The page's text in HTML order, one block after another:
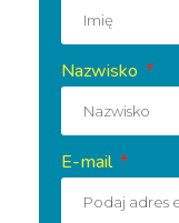
Nazwisko
E-mail